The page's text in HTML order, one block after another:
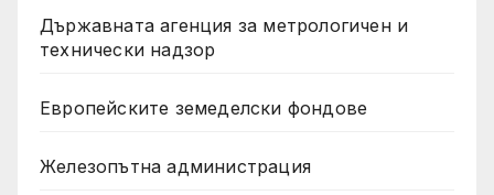
Държавната агенция за метрологичен и
технически надзор
Европейските земеделски фондове
Железопътна администрация